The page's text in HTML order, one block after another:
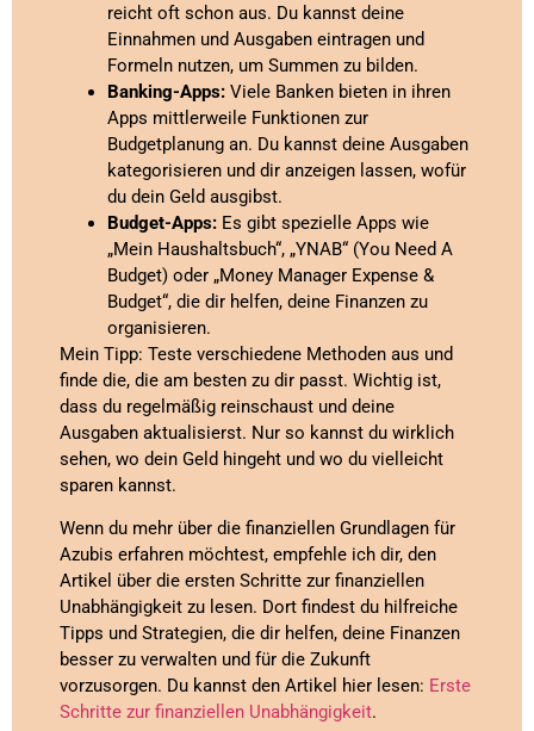
reicht oft schon aus. Du kannst deine
Einnahmen und Ausgaben eintragen und
Formeln nutzen, um Summen zu bilden.
Banking-Apps: Viele Banken bieten in ihren
Apps mittlerweile Funktionen zur
Budgetplanung an. Du kannst deine Ausgaben
kategorisieren und dir anzeigen lassen, wofür
du dein Geld ausgibst.
Budget-Apps: Es gibt spezielle Apps wie
„Mein Haushaltsbuch“, „YNAB“ (You Need A
Budget) oder „Money Manager Expense &
Budget“, die dir helfen, deine Finanzen zu
organisieren.
Mein Tipp: Teste verschiedene Methoden aus und
finde die, die am besten zu dir passt. Wichtig ist,
dass du regelmäßig reinschaust und deine
Ausgaben aktualisierst. Nur so kannst du wirklich
sehen, wo dein Geld hingeht und wo du vielleicht
sparen kannst.
Wenn du mehr über die finanziellen Grundlagen für
Azubis erfahren möchtest, empfehle ich dir, den
Artikel über die ersten Schritte zur finanziellen
Unabhängigkeit zu lesen. Dort findest du hilfreiche
Tipps und Strategien, die dir helfen, deine Finanzen
besser zu verwalten und für die Zukunft
vorzusorgen. Du kannst den Artikel hier lesen: Erste
Schritte zur finanziellen Unabhängigkeit.